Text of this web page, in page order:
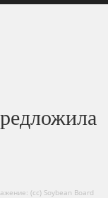
(сс) Soybean Board